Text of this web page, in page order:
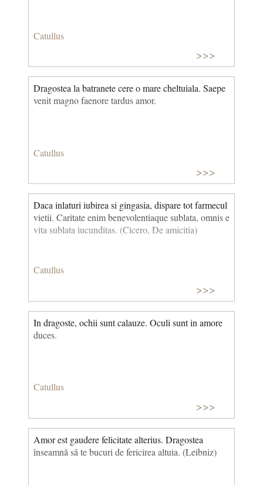
Catullus
>>>
Dragostea la batranete cere o mare cheltuiala. Saepe
venit magno faenore tardus amor.
Catullus
>>>
Daca inlaturi iubirea si gingasia, dispare tot farmecul
vietii. Caritate enim benevolentiaque sublata, omnis e
vita sublata iucunditas. (Cicero, De amicitia)
Catullus
>>>
In dragoste, ochii sunt calauze. Oculi sunt in amore
duces.
Catullus
>>>
Amor est gaudere felicitate alterius. Dragostea
înseamnă să te bucuri de fericirea altuia. (Leibniz)